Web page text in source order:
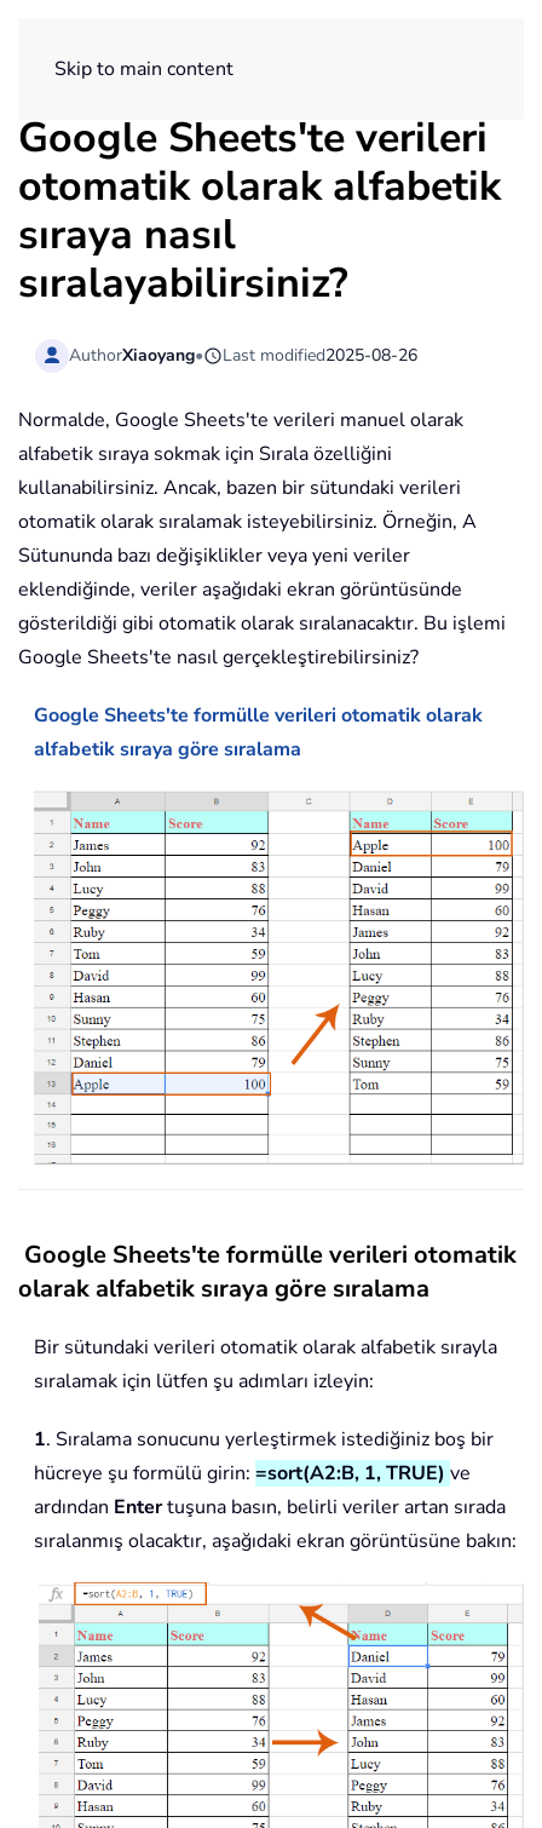
Skip to main content
Google Sheets'te verileri
otomatik olarak alfabetik
sıraya nasıl
sıralayabilirsiniz?
AuthorXiaoyang• Last modified2025-08-26
Normalde, Google Sheets'te verileri manuel olarak
alfabetik sıraya sokmak için Sırala özelliğini
kullanabilirsiniz. Ancak, bazen bir sütundaki verileri
otomatik olarak sıralamak isteyebilirsiniz. Örneğin, A
Sütununda bazı değişiklikler veya yeni veriler
eklendiğinde, veriler aşağıdaki ekran görüntüsünde
gösterildiği gibi otomatik olarak sıralanacaktır. Bu işlemi
Google Sheets'te nasıl gerçekleştirebilirsiniz?
Google Sheets'te formülle verileri otomatik olarak
alfabetik sıraya göre sıralama
Google Sheets'te formülle verileri otomatik
olarak alfabetik sıraya göre sıralama
Bir sütundaki verileri otomatik olarak alfabetik sırayla
sıralamak için lütfen şu adımları izleyin:
1. Sıralama sonucunu yerleştirmek istediğiniz boş bir
hücreye şu formülü girin: =sort(A2:B, 1, TRUE) ve
ardından Entertuşuna basın, belirli veriler artan sırada
sıralanmış olacaktır, aşağıdaki ekran görüntüsüne bakın: